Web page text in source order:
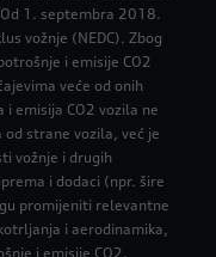
1. septembra 2018.
vožnje (NEDC). Zbog
i emisije CO2
veće od onih
i emisija CO2 vozila ne
strane vozila, već je
vožnje i drugih
i dodaci (npr. šire
promijeniti relevantne
i aerodinamika,
i emisije CO2.